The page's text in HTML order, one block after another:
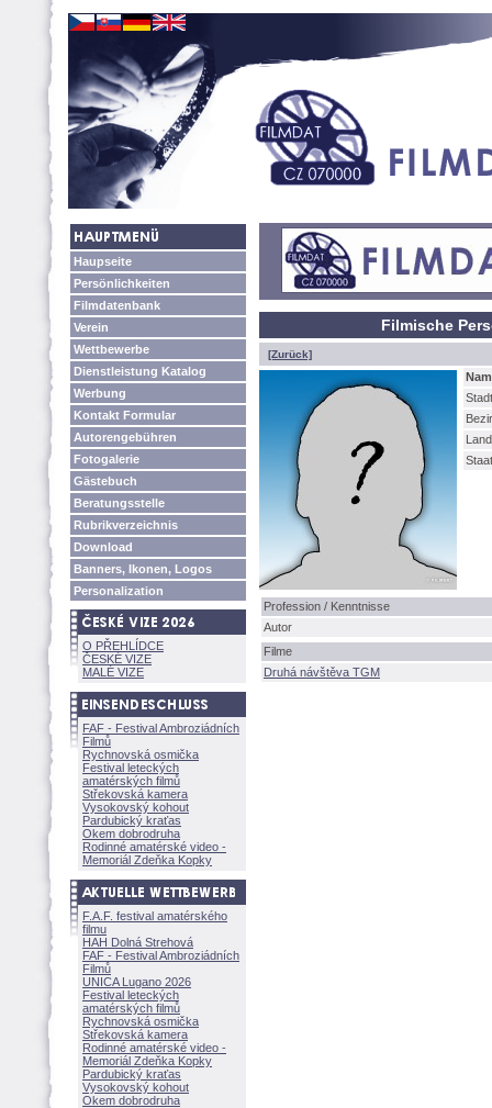
Haupseite
Persönlichkeiten
Filmdatenbank
Verein
Wettbewerbe
Dienstleistung Katalog
Werbung
Kontakt Formular
Autorengebühren
Fotogalerie
Gästebuch
Beratungsstelle
Rubrikverzeichnis
Download
Banners, Ikonen, Logos
Personalization
O PŘEHLÍDCE
ČESKÉ VIZE
MALÉ VIZE
FAF - Festival Ambroziádních
Filmů
Rychnovská osmička
Festival leteckých
amatérských filmů
Střekovská kamera
Vysokovský kohout
Pardubický kraťas
Okem dobrodruha
Rodinné amatérské video -
Memoriál Zdeňka Kopky
F.A.F. festival amatérského
filmu
HAH Dolná Strehov
FAF - Festival Ambroziádních
Filmů
UNICA Lugano 2026
Festival leteckých
amatérských filmů
Rychnovská osmička
Střekovská kamera
Rodinné amatérské video -
Memoriál Zdeňka Kopky
Pardubický kraťas
Vysokovský kohout
Okem dobrodruha
Filmische
[Zurück]
Staat
Profession / Kenntnisse
Autor
Filme
Druhá návštěva TGM